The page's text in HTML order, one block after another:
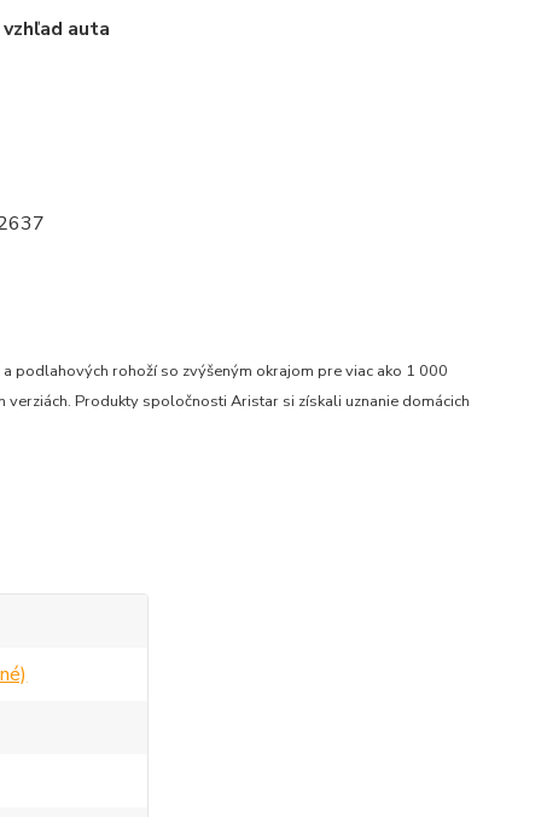
auta
podlahových rohoží so zvýšeným okrajom pre viac ako 1 000
Produkty spoločnosti Aristar si získali uznanie domácich